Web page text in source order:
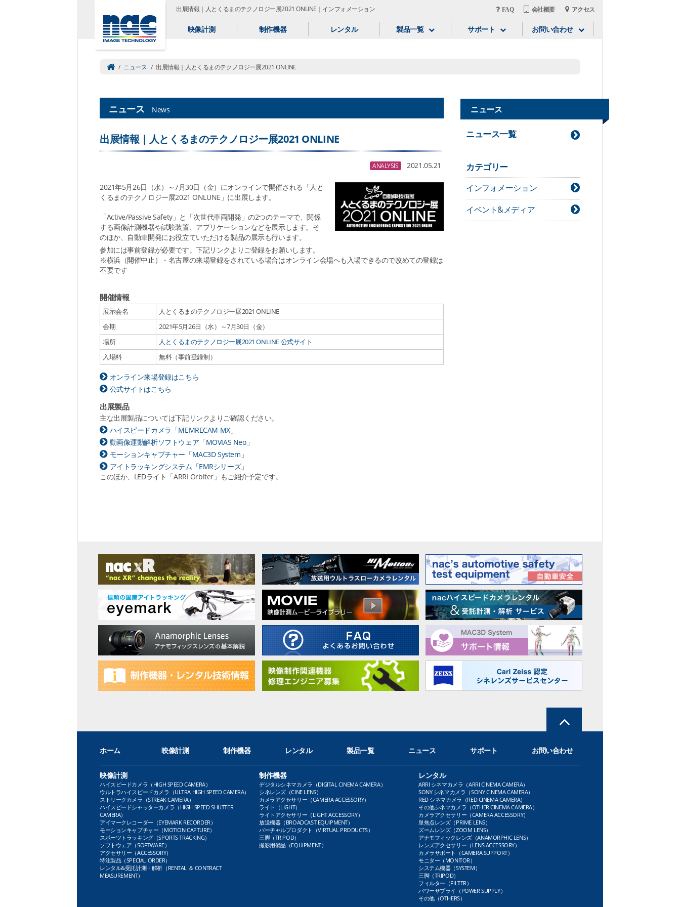
出展情報｜人とくるまのテクノロジー展2021 ONLINE｜インフォメーション FAQ 会社概要 アクセス
映像計測 制作機器 レンタル 製品一覧 サポート お問い合わせ
ニュース
/ ニュース / 出展情報｜人とくるまのテクノロジー展2021 ONLINE
ニュース News
出展情報｜人とくるまのテクノロジー展2021 ONLINE
ANALYSIS 2021.05.21
2021年5月26日（水）～7月30日（金）にオンラインで開催される「人と
くるまのテクノロジー展2021 ONLUNE」に出展します。
「Active/Passive Safety」と「次世代車両開発」の2つのテーマで、関係
する画像計測機器や試験装置、アプリケーションなどを展示します。そ
のほか、自動車開発にお役立ていただける製品の展示も行います。
参加には事前登録が必要です。下記リンクよりご登録をお願いします。
※横浜（開催中止）・名古屋の来場登録をされている場合はオンライン会場へも入場できるので改めての登録は
不要です
開催情報
展示会名
人とくるまのテクノロジー展2021 ONLINE
会期
2021年5月26日（水）～7月30日（金）
場所
人とくるまのテクノロジー展2021 ONLINE 公式サイト
入場料
無料（事前登録制）
オンライン来場登録はこちら
公式サイトはこちら
出展製品
主な出展製品については下記リンクよりご確認ください。
ハイスピードカメラ「MEMRECAM MX」
動画像運動解析ソフトウェア「MOVIAS Neo」
モーションキャプチャー「MAC3D System」
アイトラッキングシステム「EMRシリーズ」
このほか、LEDライト「ARRI Orbiter」もご紹介予定です。
ニュース一覧
カテゴリー
インフォメーション
イベント&メディア
ホーム 映像計測 制作機器 レンタル 製品一覧 ニュース サポート お問い合わせ
映像計測
ハイスピードカメラ（HIGH SPEED CAMERA）
ウルトラハイスピードカメラ（ULTRA HIGH SPEED CAMERA）
ストリークカメラ（STREAK CAMERA）
ハイスピードシャッターカメラ（HIGH SPEED SHUTTER
CAMERA）
アイマークレコーダー（EYEMARK RECORDER）
モーションキャプチャー（MOTION CAPTURE）
スポーツトラッキング（SPORTS TRACKING）
ソフトウェア（SOFTWARE）
アクセサリー（ACCESSORY）
特注製品（SPECIAL ORDER）
レンタル&受託計測・解析（RENTAL ＆ CONTRACT
MEASUREMENT）
制作機器
デジタルシネマカメラ（DIGITAL CINEMA CAMERA）
シネレンズ（CINE LENS）
カメラアクセサリー（CAMERA ACCESSORY）
ライト（LIGHT）
ライトアクセサリー（LIGHT ACCESSORY）
放送機器（BROADCAST EQUIPMENT）
バーチャルプロダクト（VIRTUAL PRODUCTS）
三脚（TRIPOD）
撮影用備品（EQUIPMENT）
レンタル
ARRI シネマカメラ（ARRI CINEMA CAMERA）
SONY シネマカメラ（SONY CINEMA CAMERA）
RED シネマカメラ（RED CINEMA CAMERA）
その他シネマカメラ（OTHER CINEMA CAMERA）
カメラアクセサリー（CAMERA ACCESSORY）
単焦点レンズ（PRIME LENS）
ズームレンズ（ZOOM LENS）
アナモフィックレンズ（ANAMORPHIC LENS）
レンズアクセサリー（LENS ACCESSORY）
カメラサポート（CAMERA SUPPORT）
モニター（MONITOR）
システム機器（SYSTEM）
三脚（TRIPOD）
フィルター（FILTER）
パワーサプライ（POWER SUPPLY）
その他（OTHERS）